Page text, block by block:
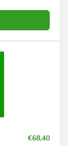
€68,40